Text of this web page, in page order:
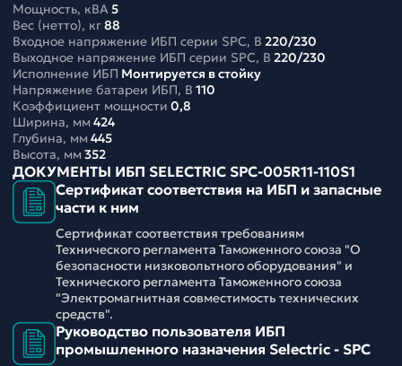
Мощность, кВА5
Вес (нетто), кг88
Входное напряжение ИБП серии SPC, В 220/230
Выходное напряжение ИБП серии SPC, В 220/230
Исполнение ИБП Монтируется в стойку
Напряжение батареи ИБП, В 110
Коэффициент мощности 0,8
Ширина, мм 424
Глубина, мм 445
Высота, мм 352
ДОКУМЕНТЫ ИБП SELECTRIC SPC-005R11-110S1
Сертификат соответствия на ИБП и запасные
части к ним
Сертификат соответствия требованиям
Технического регламента Таможенного союза "О
безопасности низковольтного оборудования" и
Технического регламента Таможенного союза
"Электромагнитная совместимость технических
средств".
Руководство пользователя ИБП
промышленного назначения Selectric - SPC